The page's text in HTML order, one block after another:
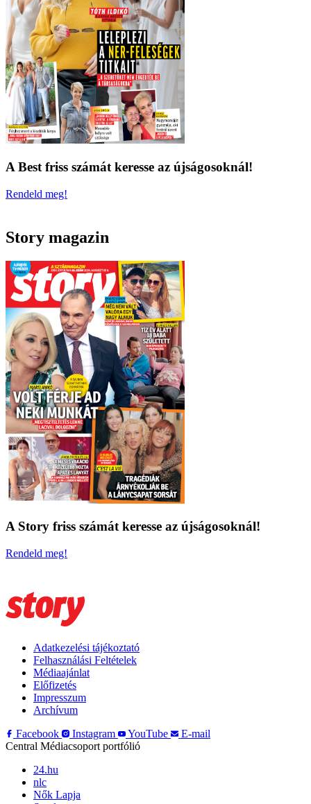
A Best friss számát keresse az újságosoknál!
Rendeld meg!
Story magazin
A Story friss számát keresse az újságosoknál!
Rendeld meg!
Adatkezelési tájékoztató
Felhasználási Feltételek
Médiaajánlat
Előfizetés
Impresszum
Archívum
Facebook
Instagram YouTube
E-mail
Central Médiacsoport portfólió
24.hu
nlc
Nők Lapja